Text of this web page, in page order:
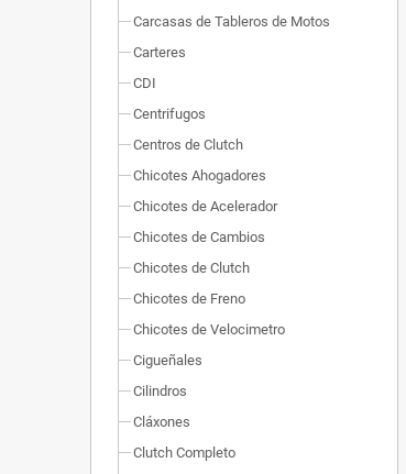
Carcasas de Tableros de Motos
Carteres
CDI
Centrifugos
Centros de Clutch
Chicotes Ahogadores
Chicotes de Acelerador
Chicotes de Cambios
Chicotes de Clutch
Chicotes de Freno
Chicotes de Velocimetro
Cigueñales
Cilindros
Cláxones
Clutch Completo